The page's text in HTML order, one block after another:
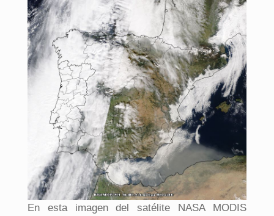
En esta imagen del satélite NASA MODIS